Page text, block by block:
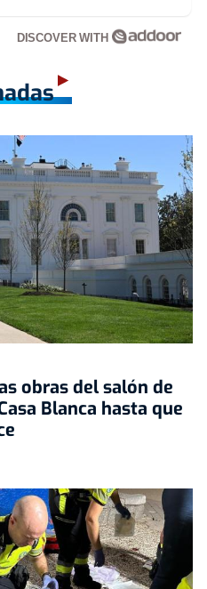
DISCOVER WITH
obras del salón de
Blanca hasta que